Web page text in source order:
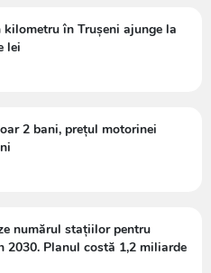
kilometru în Trușeni ajunge la
lei
2 bani, prețul motorinei
numărul stațiilor pentru
2030. Planul costă 1,2 miliarde